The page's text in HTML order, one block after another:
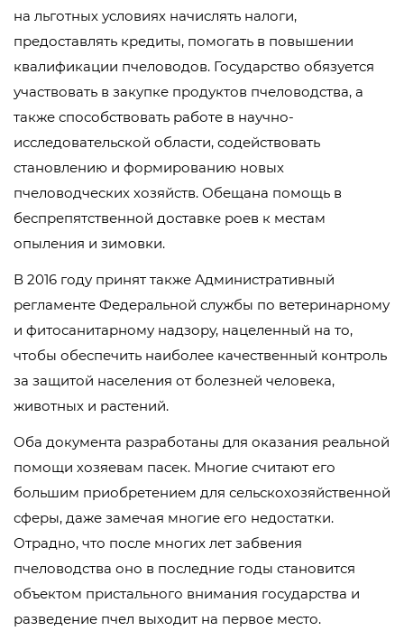
на льготных условиях начислять налоги,
предоставлять кредиты, помогать в повышении
квалификации пчеловодов. Государство обязуется
участвовать в закупке продуктов пчеловодства, а
также способствовать работе в научно-
исследовательской области, содействовать
становлению и формированию новых
пчеловодческих хозяйств. Обещана помощь в
беспрепятственной доставке роев к местам
опыления и зимовки.
В 2016 году принят также Административный
регламенте Федеральной службы по ветеринарному
и фитосанитарному надзору, нацеленный на то,
чтобы обеспечить наиболее качественный контроль
за защитой населения от болезней человека,
животных и растений.
Оба документа разработаны для оказания реальной
помощи хозяевам пасек. Многие считают его
большим приобретением для сельскохозяйственной
сферы, даже замечая многие его недостатки.
Отрадно, что после многих лет забвения
пчеловодства оно в последние годы становится
объектом пристального внимания государства и
разведение пчел выходит на первое место.